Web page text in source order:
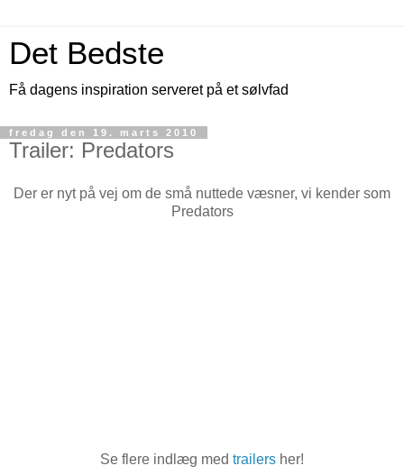
Det Bedste
Få dagens inspiration serveret på et sølvfad
fredag den 19. marts 2010
Trailer: Predators
Der er nyt på vej om de små nuttede væsner, vi kender som
Predators
Se flere indlæg med trailers her!